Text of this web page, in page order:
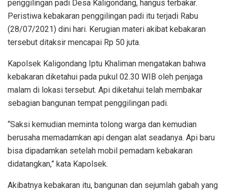
penggilingan padi Desa Kaligondang, hangus terbakar.
Peristiwa kebakaran penggilingan padi itu terjadi Rabu
(28/07/2021) dini hari. Kerugian materi akibat kebakaran
tersebut ditaksir mencapai Rp 50 juta.
Kapolsek Kaligondang Iptu Khaliman mengatakan bahwa
kebakaran diketahui pada pukul 02.30 WIB oleh penjaga
malam di lokasi tersebut. Api diketahui telah membakar
sebagian bangunan tempat penggilingan padi.
“Saksi kemudian meminta tolong warga dan kemudian
berusaha memadamkan api dengan alat seadanya. Api baru
bisa dipadamkan setelah mobil pemadam kebakaran
didatangkan,” kata Kapolsek.
Akibatnya kebakaran itu, bangunan dan sejumlah gabah yang